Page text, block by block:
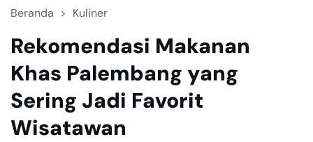
Beranda Kuliner
Rekomendasi Makanan
Khas Palembang yang
Sering Jadi Favorit
Wisatawan